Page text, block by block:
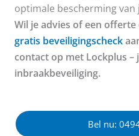
optimale bescherming van
Wil je advies of een offerte
gratis beveiligingscheck
contact op met Lockplus –
inbraakbeveiliging.
Bel nu: